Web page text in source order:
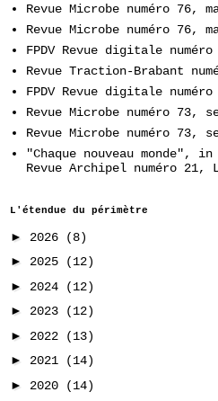
Revue Microbe numéro 76,
Revue Microbe numéro 76,
FPDV Revue digitale
Revue Traction-Brabant
FPDV Revue digitale
Revue Microbe numéro 73,
Revue Microbe numéro 73,
"Chaque nouveau monde",
Revue Archipel numéro 21,
L'étendue du périmètre
► 2026
(8)
► 2025
(12)
► 2024
(12)
► 2023
(12)
► 2022
(13)
► 2021
(14)
► 2020
(14)